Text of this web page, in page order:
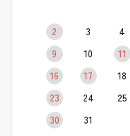
2
3 4
9
10 11
16
17 18
23
24 25
30
31